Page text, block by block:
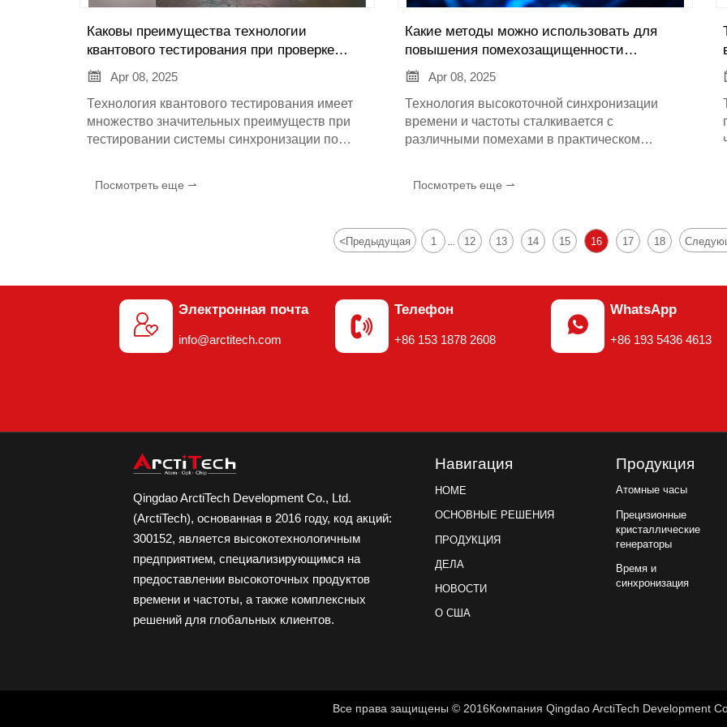
Каковы преимущества технологии
квантового тестирования при проверке
системы синхронизации времени и
частоты на отсутствие помех?

Apr 08, 2025
Технология квантового тестирования имеет
множество значительных преимуществ при
тестировании системы синхронизации по
точность, более высокую безопасность, более
производительности системы, о чем ниже:
Посмотреть еще ⇀
Какие методы можно использовать для
повышения помехозащищенности
технологии высокоточной синхронизации
времени и частоты?

Apr 08, 2025
Технология высокоточной синхронизации
времени и частоты сталкивается с
различными помехами в практическом
приведены некоторые методы повышения ее
Посмотреть еще ⇀
<Предыдущая 1 12 13 14 15 16 17 18

Электронная почта
info@arctitech.com

Телефон
+86 153 1878 2608

WhatsApp
+86 193 5436 4613
Qingdao ArctiTech Development Co., Ltd.
(ArctiTech), основанная в 2016 году, код акций:
300152, является высокотехнологичным
предприятием, специализирующимся на
предоставлении высокоточных продуктов
времени и частоты, а также комплексных
решений для глобальных клиентов.
Навигация
HOME
ОСНОВНЫЕ РЕШЕНИЯ
ПРОДУКЦИЯ
ДЕЛА
НОВОСТИ
О США
Продукция
Атомные часы
Прецизионные
кристаллические
генераторы
Время и
синхронизация
Все права защищены © 2016Компания Qingdao ArctiTech Development